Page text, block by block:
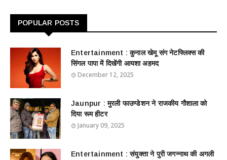
POPULAR POSTS
Entertainment : ​​​​कुनाल खेमू संग नेटफ्लिक्स की
सिंगल पापा में दिखेंगी आयशा अहमद
December 12, 2025
Jaunpur : ​मुरली फाउण्डेशन ने राजकीय गौशाला को
दिया रूम हीटर
January 09, 2025
Entertainment : ​संयुक्ता ने पुरी जगन्नाथ की अगली